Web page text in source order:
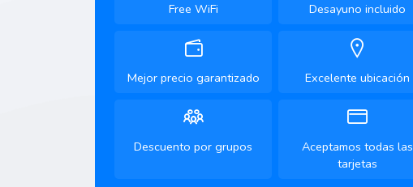
Free WiFi Desayuno incluido
Mejor precio garantizado Excelente ubicación
Descuento por grupos
Aceptamos todas las
tarjetas